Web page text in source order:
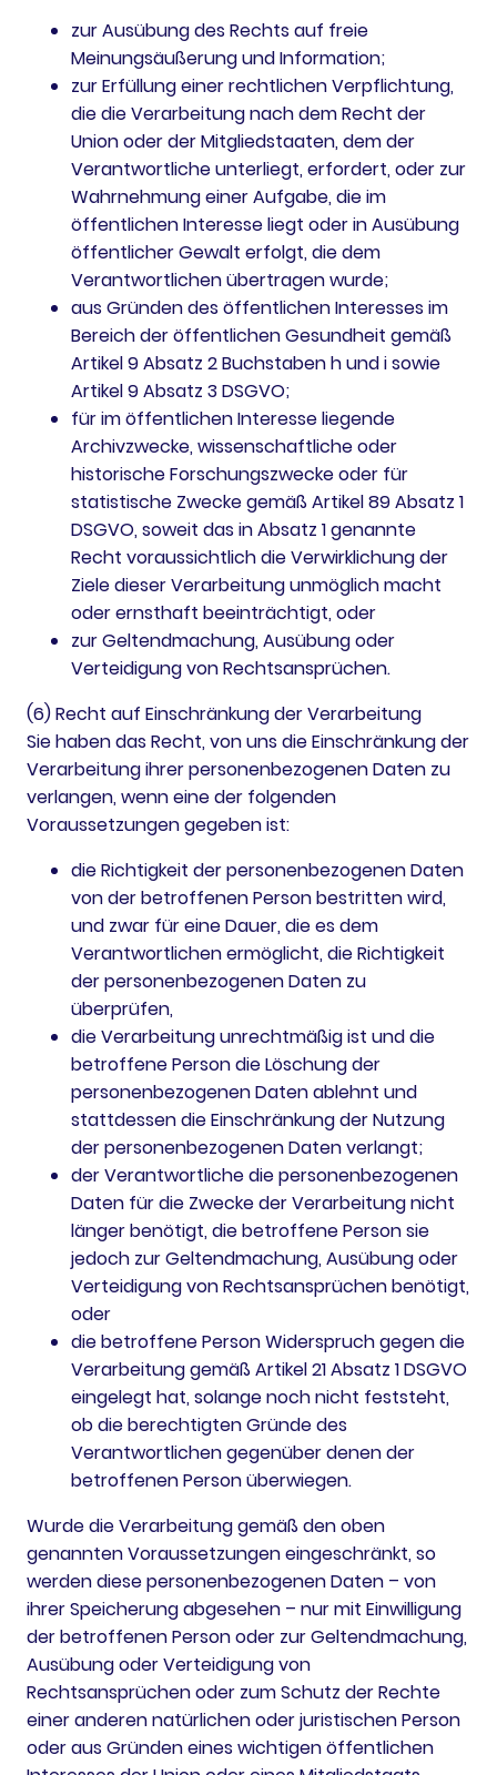
zur Ausübung des Rechts auf freie
Meinungsäußerung und Information;
zur Erfüllung einer rechtlichen Verpflichtung,
die die Verarbeitung nach dem Recht der
Union oder der Mitgliedstaaten, dem der
Verantwortliche unterliegt, erfordert, oder zur
Wahrnehmung einer Aufgabe, die im
öffentlichen Interesse liegt oder in Ausübung
öffentlicher Gewalt erfolgt, die dem
Verantwortlichen übertragen wurde;
aus Gründen des öffentlichen Interesses im
Bereich der öffentlichen Gesundheit gemäß
Artikel 9 Absatz 2 Buchstaben h und i sowie
Artikel 9 Absatz 3 DSGVO;
für im öffentlichen Interesse liegende
Archivzwecke, wissenschaftliche oder
historische Forschungszwecke oder für
statistische Zwecke gemäß Artikel 89 Absatz 1
DSGVO, soweit das in Absatz 1 genannte
Recht voraussichtlich die Verwirklichung der
Ziele dieser Verarbeitung unmöglich macht
oder ernsthaft beeinträchtigt, oder
zur Geltendmachung, Ausübung oder
Verteidigung von Rechtsansprüchen.
(6) Recht auf Einschränkung der Verarbeitung
Sie haben das Recht, von uns die Einschränkung der
Verarbeitung ihrer personenbezogenen Daten zu
verlangen, wenn eine der folgenden
Voraussetzungen gegeben ist:
die Richtigkeit der personenbezogenen Daten
von der betroffenen Person bestritten wird,
und zwar für eine Dauer, die es dem
Verantwortlichen ermöglicht, die Richtigkeit
der personenbezogenen Daten zu
überprüfen,
die Verarbeitung unrechtmäßig ist und die
betroffene Person die Löschung der
personenbezogenen Daten ablehnt und
stattdessen die Einschränkung der Nutzung
der personenbezogenen Daten verlangt;
der Verantwortliche die personenbezogenen
Daten für die Zwecke der Verarbeitung nicht
länger benötigt, die betroffene Person sie
jedoch zur Geltendmachung, Ausübung oder
Verteidigung von Rechtsansprüchen benötigt,
oder
die betroffene Person Widerspruch gegen die
Verarbeitung gemäß Artikel 21 Absatz 1 DSGVO
eingelegt hat, solange noch nicht feststeht,
ob die berechtigten Gründe des
Verantwortlichen gegenüber denen der
betroffenen Person überwiegen.
Wurde die Verarbeitung gemäß den oben
genannten Voraussetzungen eingeschränkt, so
werden diese personenbezogenen Daten – von
ihrer Speicherung abgesehen – nur mit Einwilligung
der betroffenen Person oder zur Geltendmachung,
Ausübung oder Verteidigung von
Rechtsansprüchen oder zum Schutz der Rechte
einer anderen natürlichen oder juristischen Person
oder aus Gründen eines wichtigen öffentlichen